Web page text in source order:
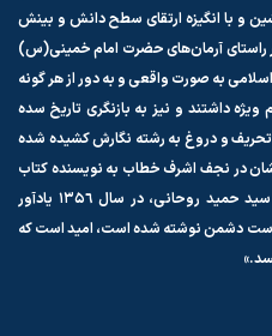
و با انگیزه‌ ارتقای سطح دانش و بینش
راستای آرمان‌های حضرت امام خمینی(س)
به صورت واقعی و به دور از هر گونه
داشتند و نیز به بازنگری تاریخ سده
تحریف و دروغ به رشته‌ نگارش كشیده شده
در نجف اشرف خطاب به نویسنده كتاب
«نهضت امام خمینی» حجت‌السلام دكتر سید حمید روحانی، در سال ١۳۵٦ یادآور
دست دشمن نوشته شده است، امید است كه